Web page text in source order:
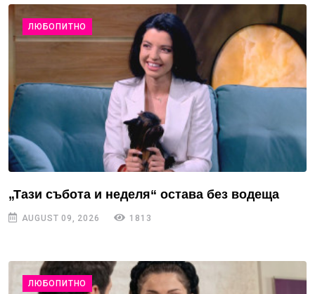
ЛЮБОПИТНО
„Тази събота и неделя“ остава без водеща
AUGUST 09, 2026 1813
ЛЮБОПИТНО